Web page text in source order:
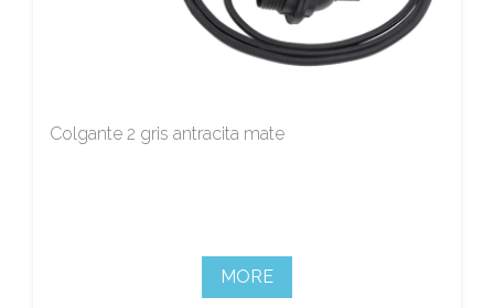
Colgante 2 gris antracita mate
MORE